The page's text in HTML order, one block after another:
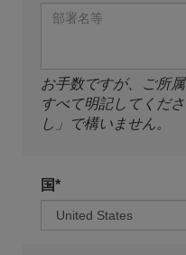
お手数ですが、ご所
すべて明記してくだ
し」で構いません。
国*